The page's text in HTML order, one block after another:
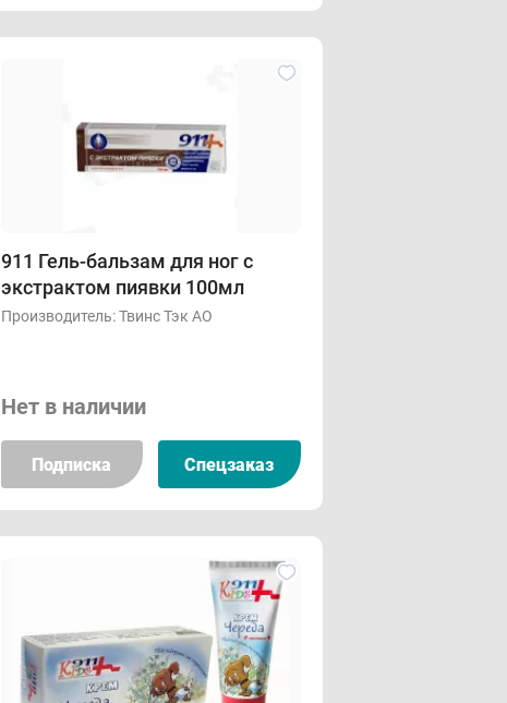
911 Гель-бальзам для ног с
экстрактом пиявки 100мл
Производитель:Твинс Тэк АО
Нет в наличии
Подписка Спецзаказ